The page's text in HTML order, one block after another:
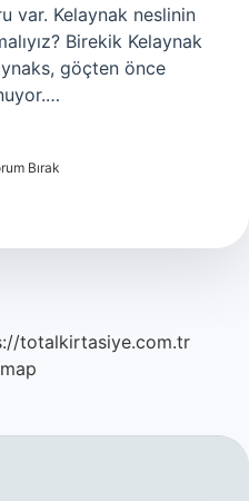
var. Kelaynak neslinin
Birekik Kelaynak
göçten önce
Bırak
totalkirtasiye.com.tr